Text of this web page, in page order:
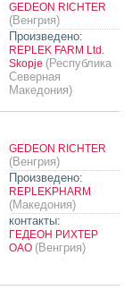
GEDEON RICHTER
(Венгрия)
Произведено:
REPLEK FARM Ltd.
Skopje (Республика
Северная
Македония)
GEDEON RICHTER
(Венгрия)
Произведено:
REPLEKPHARM
(Македония)
контакты:
ГЕДЕОН РИХТЕР
ОАО (Венгрия)